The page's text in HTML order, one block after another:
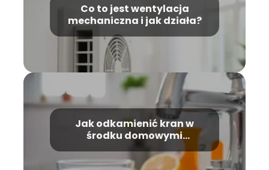
Co to jest wentylacja
mechaniczna i jak działa?
Jak odkamienić kran w
środku domowymi